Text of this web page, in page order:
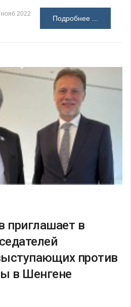
2022
Подробнее ...
приглашает в
против
в Шенгене